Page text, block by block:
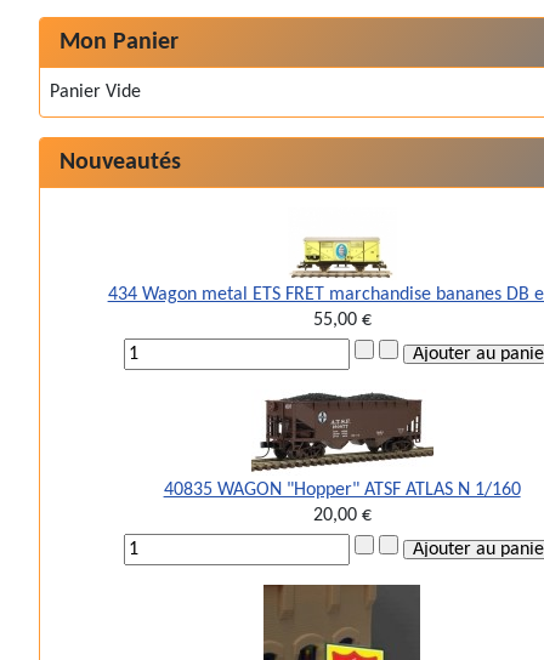
Mon Panier
Panier Vide
Nouveautés
434 Wagon metal ETS FRET marchandise bananes DB
55,00 €
40835 WAGON "Hopper" ATSF ATLAS N 1/160
20,00 €